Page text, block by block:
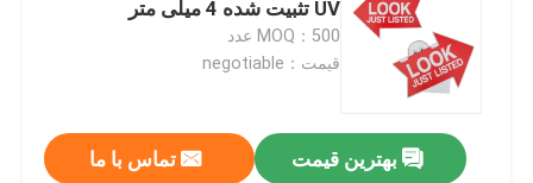
UV تثبیت شده 4 میلی متر
MOQ：500 عدد
قیمت：negotiable
بهترین قیمت تماس با ما